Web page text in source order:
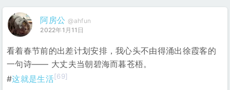
阿房公 @ahfun
2022年1月11日
看着春节前的出差计划安排，我心头不由得涌出徐霞客的
一句诗—— 大丈夫当朝碧海而暮苍梧。
#这就是生活[69]